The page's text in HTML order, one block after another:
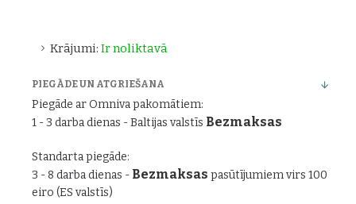
Krājumi: Ir noliktavā
PIEGĀDE UN ATGRIEŠANA
Piegāde ar Omniva pakomātiem:
1 - 3 darba dienas - Baltijas valstīs Bezmaksas
Standarta piegāde:
3 - 8 darba dienas - Bezmaksas pasūtījumiem virs 100
eiro (ES valstīs)